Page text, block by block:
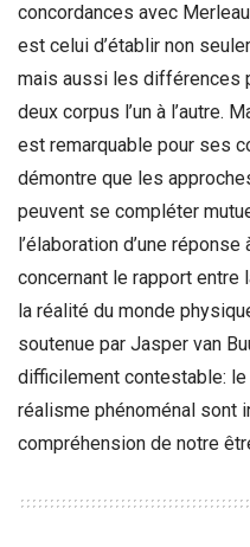
concordances avec
est celui d’établir non
mais aussi les différences
deux corpus l’un à l’autre.
est remarquable pour ses
démontre que les
peuvent se compléter
l’élaboration d’une
concernant le rapport
la réalité du monde
soutenue par Jasper van
difficilement contestable:
réalisme phénoménal sont
compréhension de notre